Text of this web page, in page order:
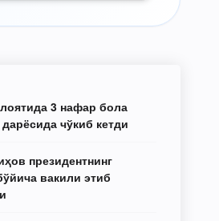
3 нафар бола
чўкиб кетди
президентнинг
вакили этиб